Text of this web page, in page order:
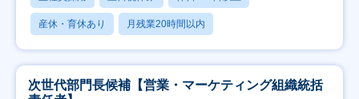
産休・育休あり 月残業20時間以内
次世代部門長候補【営業・マーケティング組織統括